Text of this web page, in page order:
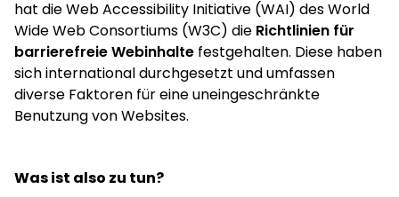
hat die Web Accessibility Initiative (WAI) des World
Wide Web Consortiums (W3C) die Richtlinien für
barrierefreie Webinhalte festgehalten. Diese haben
sich international durchgesetzt und umfassen
diverse Faktoren für eine uneingeschränkte
Benutzung von Websites.
Was ist also zu tun?